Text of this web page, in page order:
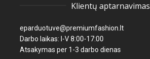
Klientų aptarnavimas
eparduotuve@premiumfashion.lt
Darbo laikas: I-V 8:00-17:00
Atsakymas per 1-3 darbo dienas